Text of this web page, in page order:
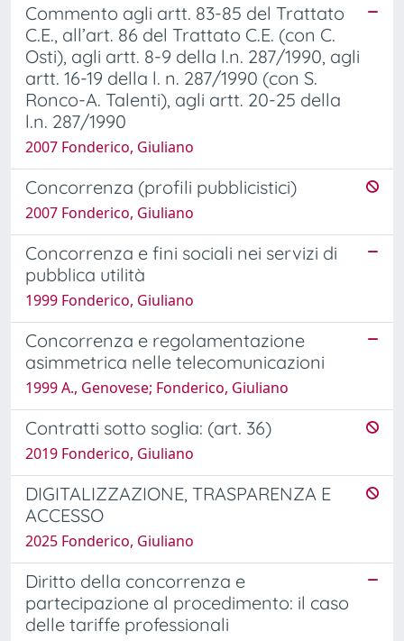
Commento agli artt. 83-85 del Trattato
C.E., all’art. 86 del Trattato C.E. (con C.
Osti), agli artt. 8-9 della l.n. 287/1990, agli
artt. 16-19 della l. n. 287/1990 (con S.
Ronco-A. Talenti), agli artt. 20-25 della
l.n. 287/1990
2007 Fonderico, Giuliano
Concorrenza (profili pubblicistici)
2007 Fonderico, Giuliano
Concorrenza e fini sociali nei servizi di
pubblica utilità
1999 Fonderico, Giuliano
Concorrenza e regolamentazione
asimmetrica nelle telecomunicazioni
1999 A., Genovese; Fonderico, Giuliano
Contratti sotto soglia: (art. 36)
2019 Fonderico, Giuliano
DIGITALIZZAZIONE, TRASPARENZA E
ACCESSO
2025 Fonderico, Giuliano
Diritto della concorrenza e
partecipazione al procedimento: il caso
delle tariffe professionali